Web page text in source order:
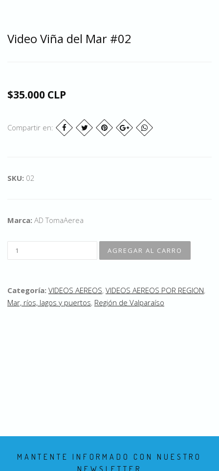
Video Viña del Mar #02
$35.000 CLP
Compartir en:
SKU: 02
Marca: AD TomaAerea
Categoría: VIDEOS AEREOS, VIDEOS AEREOS POR REGION,
Mar, ríos, lagos y puertos, Región de Valparaíso
MANTENTE INFORMADO CON NUESTRO